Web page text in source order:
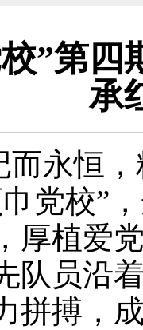
校”第
承
而永恒
党校”
厚植爱
队员沿
拼搏，